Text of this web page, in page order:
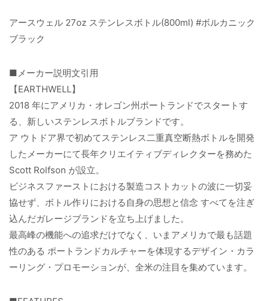
アースウェル 27oz ステンレスボトル(800ml) #ボルカニック
ブラック
■メーカー説明文引用
【EARTHWELL】
2018 年にアメリカ・オレゴン州ポートランドでスタートす
る、新しいステンレスボトルブランドです。
ア ウトドア界で初めてステンレス二重真空断熱ボトルを開発
したメーカーにて長年クリエイティブディレクターを務めた
Scott Rolfson が設立。
ビジネスファーストにおける製造コストカットの波に一切妥
協せず、ボトル作りにおける自身の思想と信念 すべてを注ぎ
込んだガレージブランドを立ち上げました。
最高峰の機能への追求だけでなく、いまアメリカで最も話題
性のある ポートランドカルチャーを体現するデザイン・カラ
ーリング・プロモーションが、全米の注目を集めています。